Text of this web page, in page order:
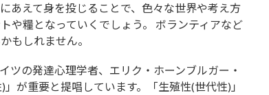
あえて身を投じることで、色々な世界や考え方
や糧となっていくでしょう。 ボランティアなど
もしれません。
ツの発達心理学者、エリク・ホーンブルガー・
が重要と提唱しています。「生殖性(世代性)」